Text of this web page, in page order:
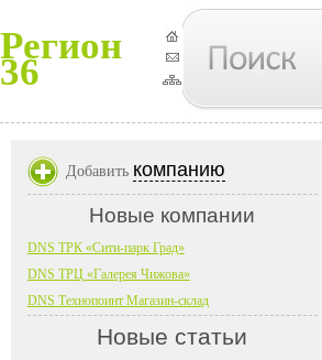
Регион
36
Добавить компанию
Новые компании
DNS ТРК «Сити-парк Град»
DNS ТРЦ «Галерея Чижова»
DNS Технопоинт Магазин-склад
Новые статьи